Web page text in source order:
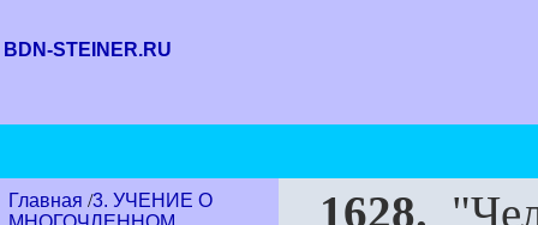
BDN-STEINER.RU
Главная /3. УЧЕНИЕ О
1628.